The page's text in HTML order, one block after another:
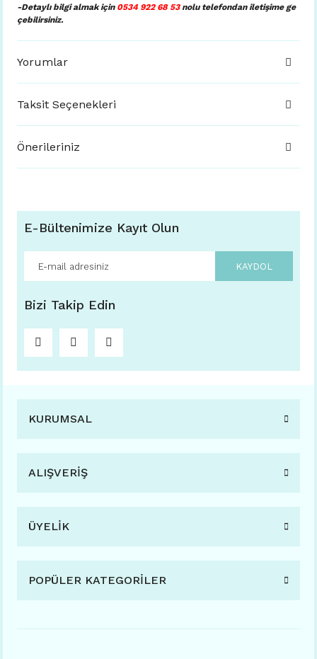
-Detaylı bilgi almak için 0534 922 68 53nolu telefondan iletişime ge
çebilirsiniz.
Yorumlar
Taksit Seçenekleri
Önerileriniz
E-Bültenimize Kayıt Olun
KAYDOL
Bizi Takip Edin
KURUMSAL
ALIŞVERİŞ
ÜYELİK
POPÜLER KATEGORİLER